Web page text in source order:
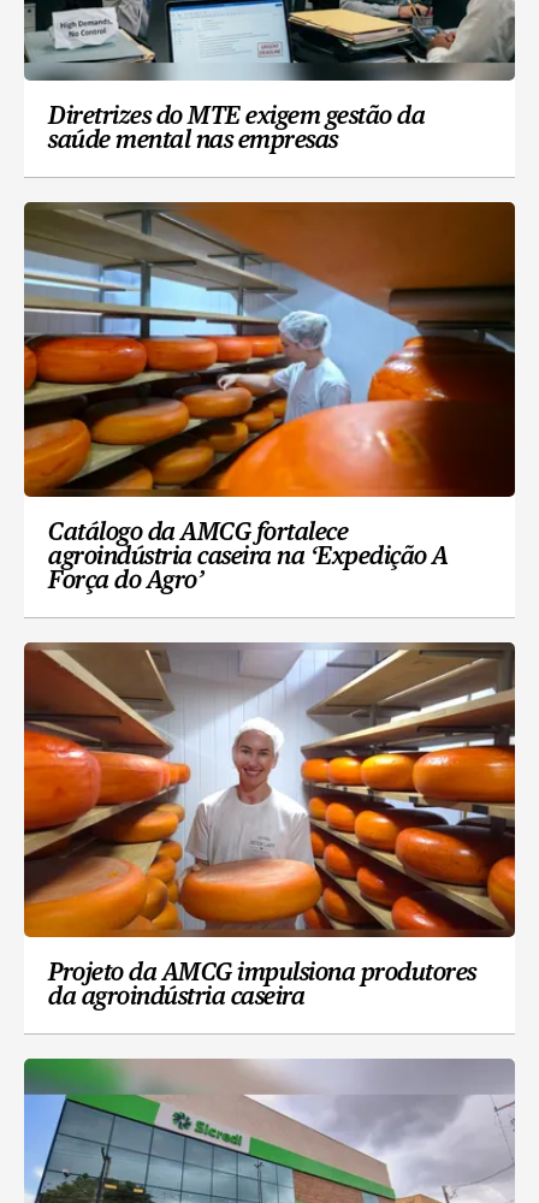
Diretrizes do MTE exigem gestão da
saúde mental nas empresas
Catálogo da AMCG fortalece
agroindústria caseira na ‘Expedição A
Força do Agro’
Projeto da AMCG impulsiona produtores
da agroindústria caseira